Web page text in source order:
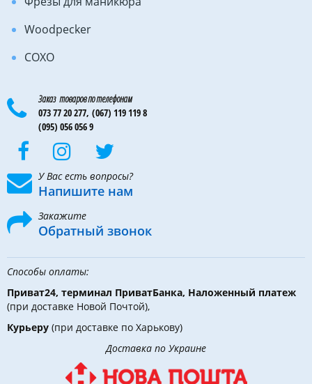
Woodpecker
COXO
Заказ товаров по телефонам
073 77 20 277, (067) 119 119 8
(095) 056 056 9
У Вас есть вопросы?
Напишите нам
Закажите
Обратный звонок
Способы оплаты:
Приват24, терминал ПриватБанка, Наложенный платеж
(при доставке Новой Почтой),
Курьеру (при доставке по Харькову)
Доставка по Украине